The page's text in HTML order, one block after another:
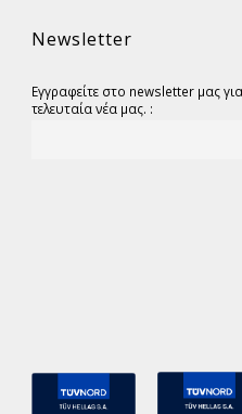
Newsletter
Εγγραφείτε στο newsletter μας
τελευταία νέα μας. :